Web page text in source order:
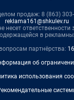
продаж: 8 (863)
reklama161@shkulev.ru
несет ответственности
в
партнёрства:
об
использования